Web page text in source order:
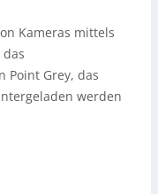
Kameras mittels
das
Point Grey, das
werden